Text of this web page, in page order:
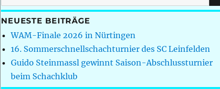
nach:
NEUESTE BEITRÄGE
WAM-Finale 2026 in Nürtingen
16. Sommerschnellschachturnier des SC Leinfelden
Guido Steinmassl gewinnt Saison-Abschlussturnier
beim Schachklub